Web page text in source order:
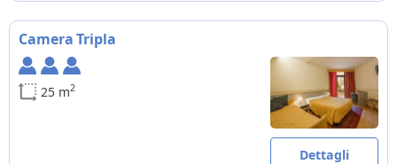
Camera Tripla
25 m2
Dettagli